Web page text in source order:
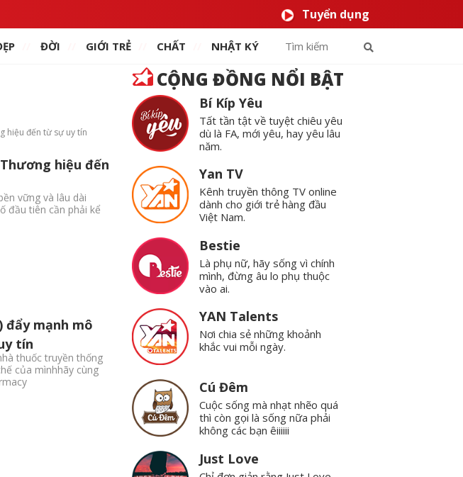
Tuyển dụng
ĐỜI GIỚI TRẺ CHẤT NHẬT KÝ
hiệu đến từ sự uy tín
hiệu đến
vững và lâu dài
đầu tiên cần phải kể
đẩy mạnh mô
tín
thuốc truyền thống
của mìnhhãy cùng
CỘNG ĐỒNG NỔI BẬT
Bí Kíp Yêu
Tất tần tật về tuyệt chiêu yêu
dù là FA, mới yêu, hay yêu lâu
năm.
Yan TV
Kênh truyền thông TV online
dành cho giới trẻ hàng đầu
Việt Nam.
Bestie
Là phụ nữ, hãy sống vì chính
mình, đừng âu lo phụ thuộc
vào ai.
YAN Talents
Nơi chia sẻ những khoảnh
khắc vui mỗi ngày.
Cú Đêm
Cuộc sống mà nhạt nhẽo quá
thì còn gọi là sống nữa phải
không các bạn êiiiiii
Just Love